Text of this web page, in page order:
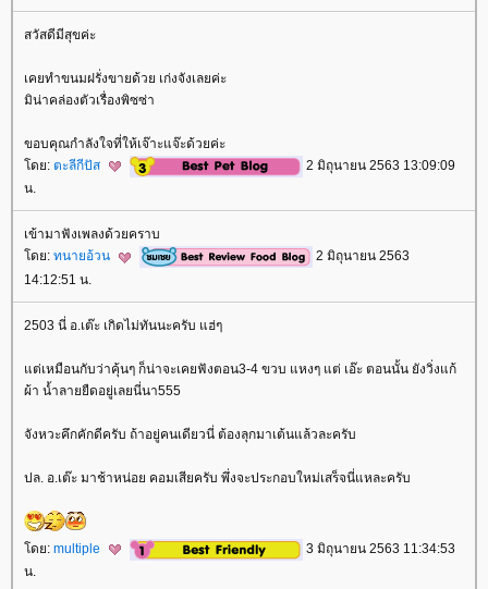
สวัสดีมีสุขค่ะ
เคยทำขนมฝรั่งขายด้วย เก่งจังเลยค่ะ
มิน่าคล่องตัวเรื่องพิซซ่า
ขอบคุณกำลังใจที่ให้เจ๊าะแจ๊ะด้วยค่ะ
ดย: ตะลีกีปัส
2 มิถุนายน 2563 13:09:09
น.
เข้ามาฟังเพลงด้วยคราบ
ดย: ทนายอ้วน
2 มิถุนายน 2563
14:12:51 น.
2503 นี่ อ.เต๊ะ เกิดไม่ทันนะครับ แฮ่ๆ
ต่เหมือนกับว่าคุ้นๆ ก็น่าจะเคยฟังตอน3-4 ขวบ แหงๆ แต่ เอ๊ะ ตอนนั้น ยังวิ่งแก้
ผ้า น้ำลายยืดอยู่เลยนี่นา555
จังหวะคึกคักดีครับ ถ้าอยู่คนเดียวนี่ ต้องลุกมาเต้นแล้วละครับ
ปล. อ.เต๊ะ มาช้าหน่อย คอมเสียครับ พึ่งจะประกอบใหม่เสร็จนี่แหละครับ
ดย: multiple
3 มิถุนายน 2563 11:34:53
น.